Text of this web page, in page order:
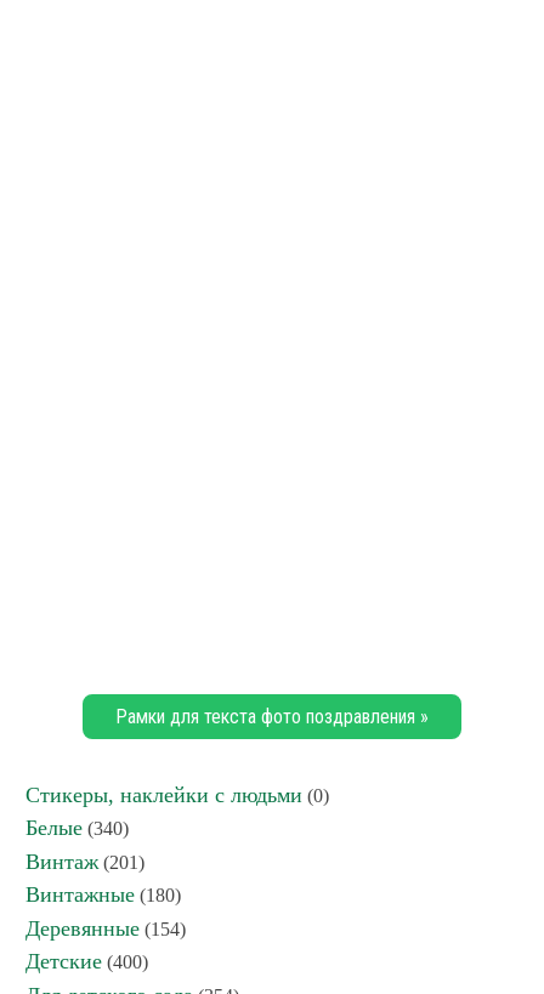
Рамки для текста фото поздравления »
Стикеры, наклейки с людьми (0)
Белые (340)
Винтаж (201)
Винтажные (180)
Деревянные (154)
Детские (400)